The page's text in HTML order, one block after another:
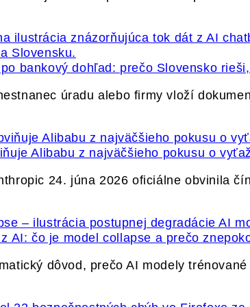
bankový dohľad: prečo Slovensko
úradu alebo firmy vloží
Alibabu z najväčšieho pokusu o
24. júna 2026 oficiálne obvinila
AI: čo je model collapse a prečo
dôvod, prečo AI modely